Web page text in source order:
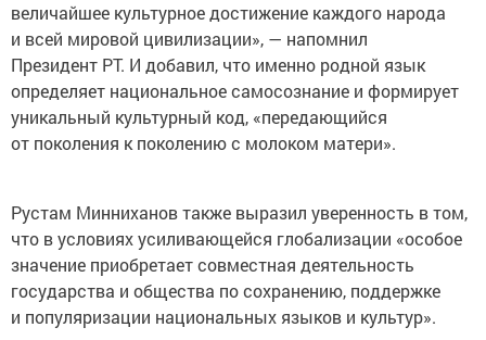
величайшее культурное достижение каждого народа
и всей мировой цивилизации», — напомнил
Президент РТ. И добавил, что именно родной язык
определяет национальное самосознание и формирует
уникальный культурный код, «передающийся
от поколения к поколению с молоком матери».
Рустам Минниханов также выразил уверенность в том,
что в условиях усиливающейся глобализации «особое
значение приобретает совместная деятельность
государства и общества по сохранению, поддержке
и популяризации национальных языков и культур».